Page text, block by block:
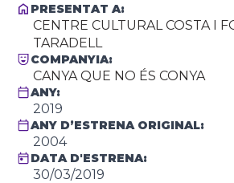
PRESENTAT A:
CENTRE CULTURAL COSTA I
TARADELL
COMPANYIA:
CANYA QUE NO ÉS CONYA
ANY:
2019
ANY D’ESTRENA ORIGINAL:
2004
DATA D'ESTRENA:
30/03/2019